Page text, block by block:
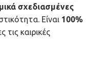
σχεδιασμένες
Είναι 100%
τις καιρικές